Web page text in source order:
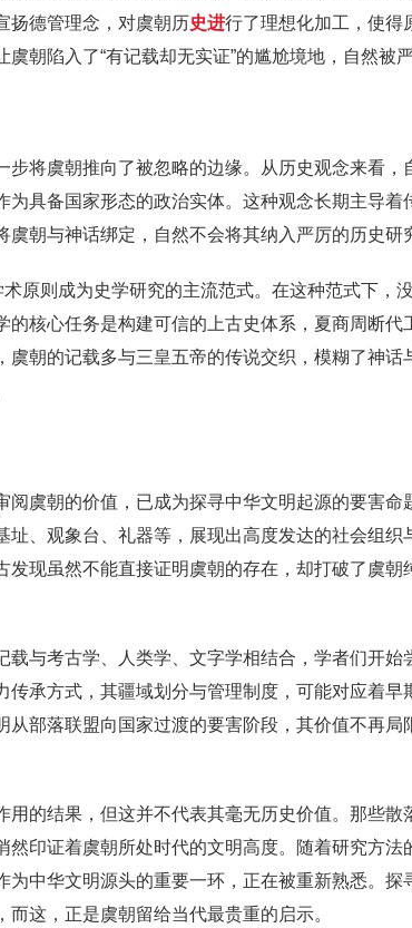
扬德管理念，对虞朝历史进行了理想化加工，使得
朝陷入了“有记载却无实证”的尴尬境地，自然被
将虞朝推向了被忽略的边缘。从历史观念来看
具备国家形态的政治实体。这种观念长期主导
朝与神话绑定，自然不会将其纳入严厉的历史研
原则成为史学研究的主流范式。在这种范式下，
核心任务是构建可信的上古史体系，夏商周断
朝的记载多与三皇五帝的传说交织，模糊了神
虞朝的价值，已成为探寻中华文明起源的要害
、观象台、礼器等，展现出高度发达的社会组
现虽然不能直接证明虞朝的存在，却打破了虞朝
与考古学、人类学、文字学相结合，学者们开
承方式，其疆域划分与管理制度，可能对应着
部落联盟向国家过渡的要害阶段，其价值不再
的结果，但这并不代表其毫无历史价值。那些
印证着虞朝所处时代的文明高度。随着研究方
中华文明源头的重要一环，正在被重新熟悉。
这，正是虞朝留给当代最贵重的启示。